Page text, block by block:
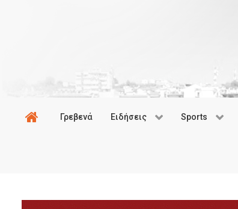
Γρεβενά Ειδήσεις Sports